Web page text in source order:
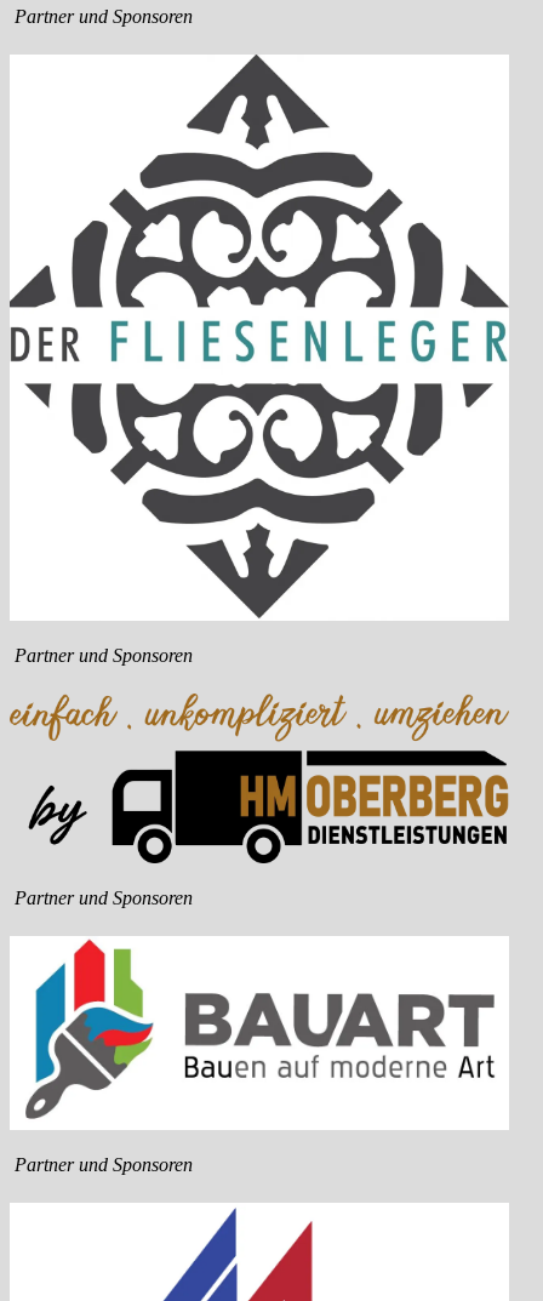
Partner und Sponsoren
Partner und Sponsoren
Partner und Sponsoren
Partner und Sponsoren